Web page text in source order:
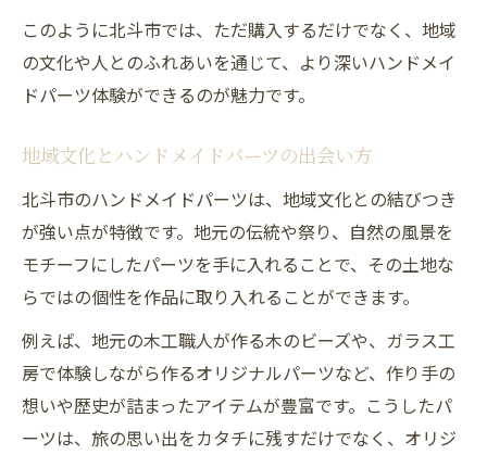
徒歩で巡る駅周辺のハンドメイドパーツ店
駅周辺で見つかる限定ハンドメイドパーツ
駅周辺で選ぶハンドメイドパーツの楽しみ
短時間の観光とパーツ集めを同時に楽しむ方法
効率よくハンドメイドパーツを集める観光
術
時間を有効活用したパーツ探しのポイント
短時間旅行で叶えるハンドメイドパーツ体
験
観光ルートとハンドメイドパーツ選びの工
夫
短時間で満足するハンドメイドパーツ巡り
このように北斗市では、ただ購入するだけでなく、地域
の文化や人とのふれあいを通じて、より深いハンドメイ
ドパーツ体験ができるのが魅力です。
地域文化とハンドメイドパーツの出会い方
北斗市のハンドメイドパーツは、地域文化との結びつき
が強い点が特徴です。地元の伝統や祭り、自然の風景を
モチーフにしたパーツを手に入れることで、その土地な
らではの個性を作品に取り入れることができます。
例えば、地元の木工職人が作る木のビーズや、ガラス工
房で体験しながら作るオリジナルパーツなど、作り手の
想いや歴史が詰まったアイテムが豊富です。こうしたパ
ーツは、旅の思い出をカタチに残すだけでなく、オリジ